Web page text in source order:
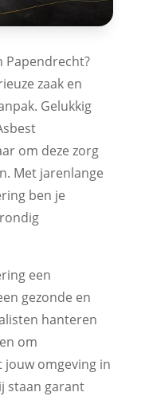
Papendrecht?
zaak en
Gelukkig
om deze zorg
Met jarenlange
ben je
een
gezonde en
hanteren
om
omgeving in
staan garant